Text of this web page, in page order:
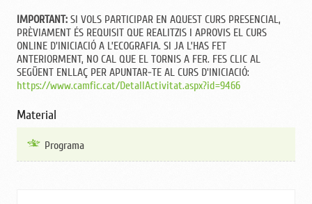
IMPORTANT: SI VOLS PARTICIPAR EN AQUEST CURS PRESENCIAL,
PRÈVIAMENT ÉS REQUISIT QUE REALITZIS I APROVIS EL CURS
ONLINE D'INICIACIÓ A L’ECOGRAFIA. SI JA L’HAS FET
ANTERIORMENT, NO CAL QUE EL TORNIS A FER. FES CLIC AL
SEGÜENT ENLLAÇ PER APUNTAR-TE AL CURS D'INICIACIÓ:
https://www.camfic.cat/DetallActivitat.aspx?id=9466
Material
Programa